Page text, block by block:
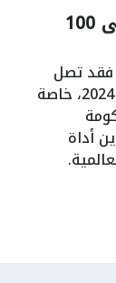
هل سنرى سعر البيتكوين يصل إلى 100
فقد تصل
قبل نهاية عام 2024، خاصة
أداة